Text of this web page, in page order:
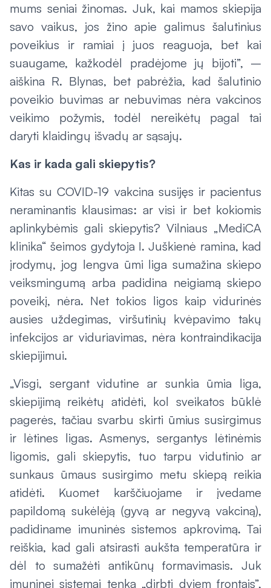
mums seniai žinomas. Juk, kai mamos skiepija
savo vaikus, jos žino apie galimus šalutinius
poveikius ir ramiai į juos reaguoja, bet kai
suaugame, kažkodėl pradėjome jų bijoti”, –
aiškina R. Blynas, bet pabrėžia, kad šalutinio
poveikio buvimas ar nebuvimas nėra vakcinos
veikimo požymis, todėl nereikėtų pagal tai
daryti klaidingų išvadų ar sąsajų.
Kas ir kada gali skiepytis?
Kitas su COVID-19 vakcina susijęs ir pacientus
neraminantis klausimas: ar visi ir bet kokiomis
aplinkybėmis gali skiepytis? Vilniaus „MediCA
klinika“ šeimos gydytoja I. Juškienė ramina, kad
įrodymų, jog lengva ūmi liga sumažina skiepo
veiksmingumą arba padidina neigiamą skiepo
poveikį, nėra. Net tokios ligos kaip vidurinės
ausies uždegimas, viršutinių kvėpavimo takų
infekcijos ar viduriavimas, nėra kontraindikacija
skiepijimui.
„Visgi, sergant vidutine ar sunkia ūmia liga,
skiepijimą reikėtų atidėti, kol sveikatos būklė
pagerės, tačiau svarbu skirti ūmius susirgimus
ir lėtines ligas. Asmenys, sergantys lėtinėmis
ligomis, gali skiepytis, tuo tarpu vidutinio ar
sunkaus ūmaus susirgimo metu skiepą reikia
atidėti. Kuomet karščiuojame ir įvedame
papildomą sukėlėją (gyvą ar negyvą vakciną),
padidiname imuninės sistemos apkrovimą. Tai
reiškia, kad gali atsirasti aukšta temperatūra ir
dėl to sumažėti antikūnų formavimasis. Juk
imuninei sistemai tenka „dirbti dviem frontais”,